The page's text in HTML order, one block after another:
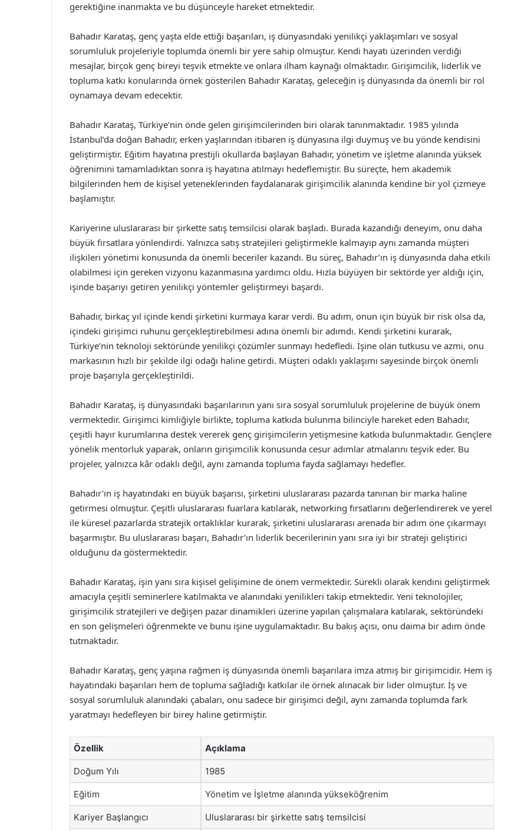
gerektiğine inanmakta ve bu düşünceyle hareket etmektedir.
Bahadır Karataş, genç yaşta elde ettiği başarıları, iş dünyasındaki yenilikçi yaklaşımları ve sosyal
sorumluluk projeleriyle toplumda önemli bir yere sahip olmuştur. Kendi hayatı üzerinden verdiği
mesajlar, birçok genç bireyi teşvik etmekte ve onlara ilham kaynağı olmaktadır. Girişimcilik, liderlik ve
topluma katkı konularında örnek gösterilen Bahadır Karataş, geleceğin iş dünyasında da önemli bir rol
oynamaya devam edecektir.
Bahadır Karataş, Türkiye’nin önde gelen girişimcilerinden biri olarak tanınmaktadır. 1985 yılında
İstanbul’da doğan Bahadır, erken yaşlarından itibaren iş dünyasına ilgi duymuş ve bu yönde kendisini
geliştirmiştir. Eğitim hayatına prestijli okullarda başlayan Bahadır, yönetim ve işletme alanında yüksek
öğrenimini tamamladıktan sonra iş hayatına atılmayı hedeflemiştir. Bu süreçte, hem akademik
bilgilerinden hem de kişisel yeteneklerinden faydalanarak girişimcilik alanında kendine bir yol çizmeye
başlamıştır.
Kariyerine uluslararası bir şirkette satış temsilcisi olarak başladı. Burada kazandığı deneyim, onu daha
büyük fırsatlara yönlendirdi. Yalnızca satış stratejileri geliştirmekle kalmayıp aynı zamanda müşteri
ilişkileri yönetimi konusunda da önemli beceriler kazandı. Bu süreç, Bahadır’ın iş dünyasında daha etkili
olabilmesi için gereken vizyonu kazanmasına yardımcı oldu. Hızla büyüyen bir sektörde yer aldığı için,
işinde başarıyı getiren yenilikçi yöntemler geliştirmeyi başardı.
Bahadır, birkaç yıl içinde kendi şirketini kurmaya karar verdi. Bu adım, onun için büyük bir risk olsa da,
içindeki girişimci ruhunu gerçekleştirebilmesi adına önemli bir adımdı. Kendi şirketini kurarak,
Türkiye’nin teknoloji sektöründe yenilikçi çözümler sunmayı hedefledi. İşine olan tutkusu ve azmi, onu
markasının hızlı bir şekilde ilgi odağı haline getirdi. Müşteri odaklı yaklaşımı sayesinde birçok önemli
proje başarıyla gerçekleştirildi.
Bahadır Karataş, iş dünyasındaki başarılarının yanı sıra sosyal sorumluluk projelerine de büyük önem
vermektedir. Girişimci kimliğiyle birlikte, topluma katkıda bulunma bilinciyle hareket eden Bahadır,
çeşitli hayır kurumlarına destek vererek genç girişimcilerin yetişmesine katkıda bulunmaktadır. Gençlere
yönelik mentorluk yaparak, onların girişimcilik konusunda cesur adımlar atmalarını teşvik eder. Bu
projeler, yalnızca kâr odaklı değil, aynı zamanda topluma fayda sağlamayı hedefler.
Bahadır’ın iş hayatındaki en büyük başarısı, şirketini uluslararası pazarda tanınan bir marka haline
getirmesi olmuştur. Çeşitli uluslararası fuarlara katılarak, networking fırsatlarını değerlendirerek ve yerel
ile küresel pazarlarda stratejik ortaklıklar kurarak, şirketini uluslararası arenada bir adım öne çıkarmayı
başarmıştır. Bu uluslararası başarı, Bahadır’ın liderlik becerilerinin yanı sıra iyi bir strateji geliştirici
olduğunu da göstermektedir.
Bahadır Karataş, işin yanı sıra kişisel gelişimine de önem vermektedir. Sürekli olarak kendini geliştirmek
amacıyla çeşitli seminerlere katılmakta ve alanındaki yenilikleri takip etmektedir. Yeni teknolojiler,
girişimcilik stratejileri ve değişen pazar dinamikleri üzerine yapılan çalışmalara katılarak, sektöründeki
en son gelişmeleri öğrenmekte ve bunu işine uygulamaktadır. Bu bakış açısı, onu daima bir adım önde
tutmaktadır.
Bahadır Karataş, genç yaşına rağmen iş dünyasında önemli başarılara imza atmış bir girişimcidir. Hem iş
hayatındaki başarıları hem de topluma sağladığı katkılar ile örnek alınacak bir lider olmuştur. İş ve
sosyal sorumluluk alanındaki çabaları, onu sadece bir girişimci değil, aynı zamanda toplumda fark
yaratmayı hedefleyen bir birey haline getirmiştir.
Özellik Açıklama
Doğum Yılı 1985
Eğitim Yönetim ve İşletme alanında yükseköğrenim
Kariyer Başlangıcı Uluslararası bir şirkette satış temsilcisi